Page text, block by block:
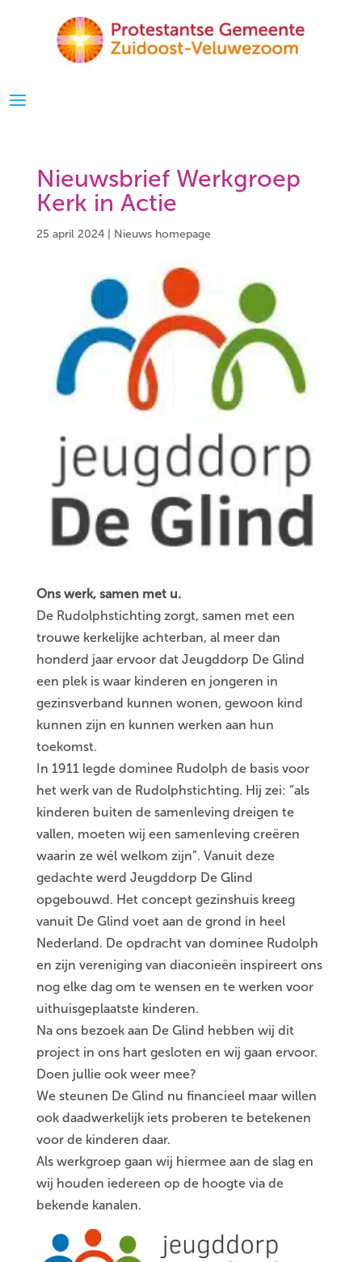
Nieuwsbrief Werkgroep
Kerk in Actie
25 april 2024 Nieuws homepage
Ons werk, samen met u.
De Rudolphstichting zorgt, samen met een
trouwe kerkelijke achterban, al meer dan
honderd jaar ervoor dat Jeugddorp De Glind
een plek is waar kinderen en jongeren in
gezinsverband kunnen wonen, gewoon kind
kunnen zijn en kunnen werken aan hun
toekomst.
In 1911 legde dominee Rudolph de basis voor
het werk van de Rudolphstichting. Hij zei: “als
kinderen buiten de samenleving dreigen te
vallen, moeten wij een samenleving creëren
waarin ze wél welkom zijn”. Vanuit deze
gedachte werd Jeugddorp De Glind
opgebouwd. Het concept gezinshuis kreeg
vanuit De Glind voet aan de grond in heel
Nederland. De opdracht van dominee Rudolph
en zijn vereniging van diaconieën inspireert ons
nog elke dag om te wensen en te werken voor
uithuisgeplaatste kinderen.
Na ons bezoek aan De Glind hebben wij dit
project in ons hart gesloten en wij gaan ervoor.
Doen jullie ook weer mee?
We steunen De Glind nu financieel maar willen
ook daadwerkelijk iets proberen te betekenen
voor de kinderen daar.
Als werkgroep gaan wij hiermee aan de slag en
wij houden iedereen op de hoogte via de
bekende kanalen.